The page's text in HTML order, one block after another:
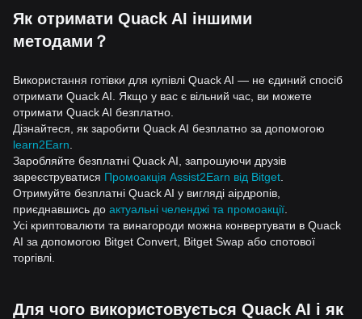
Як отримати Quack AI іншими
методами？
Використання готівки для купівлі Quack AI — не єдиний спосіб
отримати Quack AI. Якщо у вас є вільний час, ви можете
отримати Quack AI безплатно.
Дізнайтеся, як заробити Quack AI безплатно за допомогою
learn2Earn
Заробляйте безплатні Quack AI, запрошуючи друзів
зареєструватися Промоакція Assist2Earn від Bitget
Отримуйте безплатні Quack AI у вигляді аірдропів,
приєднавшись до актуальні челенджі та промоакції
Усі криптовалюти та винагороди можна конвертувати в Quack
AI за допомогою Bitget Convert, Bitget Swap або спотової
торгівлі.
Для чого використовується Quack AI і як